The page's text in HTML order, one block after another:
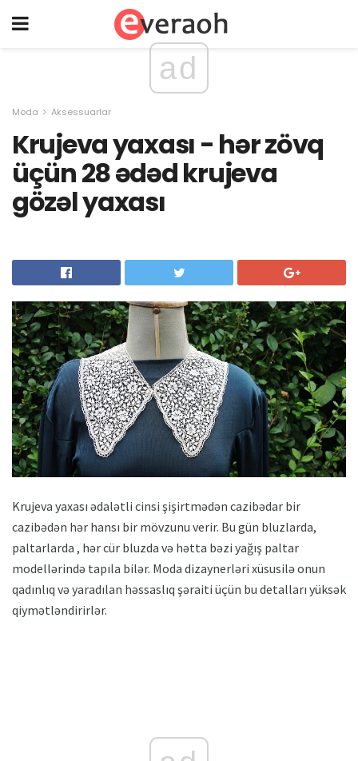
ad
Moda Aksessuarlar
Krujeva yaxası - hər zövq
üçün 28 ədəd krujeva
gözəl yaxası
Krujeva yaxası ədalətli cinsi şişirtmədən cazibədar bir
cazibədən hər hansı bir mövzunu verir. Bu gün bluzlarda,
paltarlarda , hər cür bluzda və hətta bəzi yağış paltar
modellərində tapıla bilər. Moda dizaynerləri xüsusilə onun
qadınlıq və yaradılan həssaslıq şəraiti üçün bu detalları yüksək
qiymətləndirirlər.